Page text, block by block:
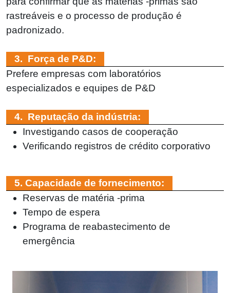
rastreáveis ​​e o processo de produção é
padronizado.
3. Força de P&D:
Prefere empresas com laboratórios
especializados e equipes de P&D
4. Reputação da indústria:
Investigando casos de cooperação
Verificando registros de crédito corporativo
5. Capacidade de fornecimento:
Reservas de matéria -prima
Tempo de espera
Programa de reabastecimento de
emergência